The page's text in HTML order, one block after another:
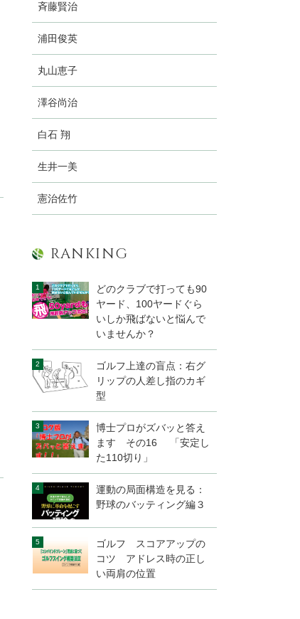
斉藤賢治
浦田俊英
丸山恵子
澤谷尚治
白石 翔
生井一美
憲治佐竹
RANKING
どのクラブで打っても90
ヤード、100ヤードぐら
いしか飛ばないと悩んで
いませんか？
ゴルフ上達の盲点：右グ
リップの人差し指のカギ
型
博士プロがズバッと答え
ます その16 「安定し
た110切り」
運動の局面構造を見る：
野球のバッティング編３
ゴルフ スコアアップの
コツ アドレス時の正し
い両肩の位置